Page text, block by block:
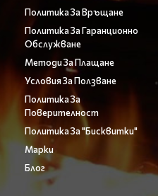
Политика За Връщане
Политика За Гаранционно
Обслужване
Методи За Плащане
Условия За Ползване
Политика За
Поверителност
Политика За "Бисквитки"
Марки
Блог